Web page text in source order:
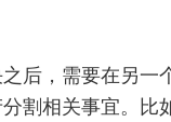
后，需要在另
割相关事宜。